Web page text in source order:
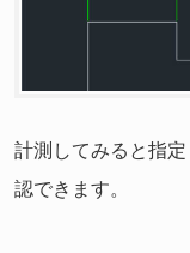
計測してみると指
認できます。